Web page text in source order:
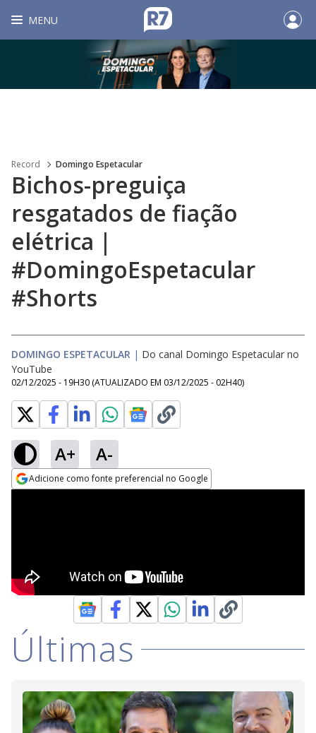
MENU
Record Domingo Espetacular
Bichos-preguiça
resgatados de fiação
elétrica |
#DomingoEspetacular
#Shorts
DOMINGO ESPETACULAR | Do canal Domingo Espetacular no
YouTube
02/12/2025 - 19H30 (ATUALIZADO EM 03/12/2025 - 02H40)
A+ A-
Adicione como fonte preferencial no Google
Últimas